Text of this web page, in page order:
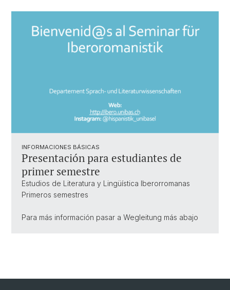
INFORMACIONES BÁSICAS
Presentación para estudiantes de
primer semestre
Estudios de Literatura y Lingüística Iberorromanas
Primeros semestres
Para más información pasar a Wegleitung más abajo